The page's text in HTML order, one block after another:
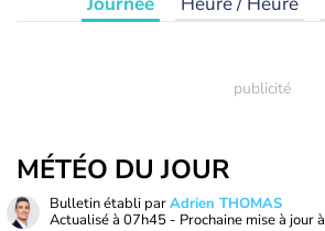
MÉTÉO DU JOUR
Bulletin établi parAdrien THOMAS
Actualisé à 07h45 - Prochaine mise à jour à